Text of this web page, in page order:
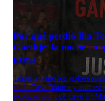
Por qué perdió Ilia
Gaethje: la noche en
presa
Topuria ganó los golpes
en la Casa Blanca y aun
explican por qué cayó El